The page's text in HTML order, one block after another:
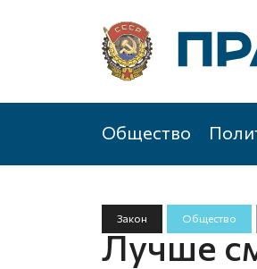
Общество
Закон Общество
Лучше